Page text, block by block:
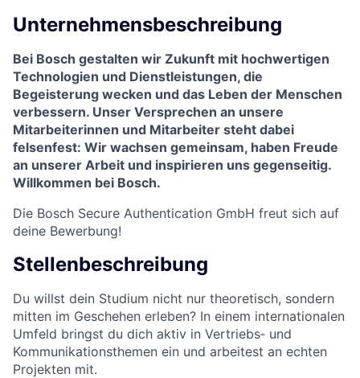
Unternehmensbeschreibung
Bei Bosch gestalten wir Zukunft mit hochwertigen
Technologien und Dienstleistungen, die
Begeisterung wecken und das Leben der Menschen
verbessern. Unser Versprechen an unsere
Mitarbeiterinnen und Mitarbeiter steht dabei
felsenfest: Wir wachsen gemeinsam, haben Freude
an unserer Arbeit und inspirieren uns gegenseitig.
Willkommen bei Bosch.
Die Bosch Secure Authentication GmbH freut sich auf
deine Bewerbung!
Stellenbeschreibung
Du willst dein Studium nicht nur theoretisch, sondern
mitten im Geschehen erleben? In einem internationalen
Umfeld bringst du dich aktiv in Vertriebs‑ und
Kommunikationsthemen ein und arbeitest an echten
Projekten mit.